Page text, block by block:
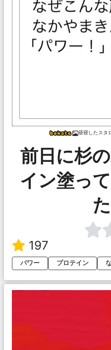
昼寝したスタ
前日に杉
イン塗っ
197
パワー
プロテイン